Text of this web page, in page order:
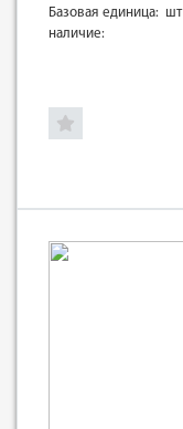
Базовая единица: шт
наличие: